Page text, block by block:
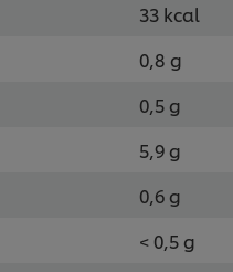
33 kcal
0,8 g
0,5 g
5,9 g
0,6 g
< 0,5 g